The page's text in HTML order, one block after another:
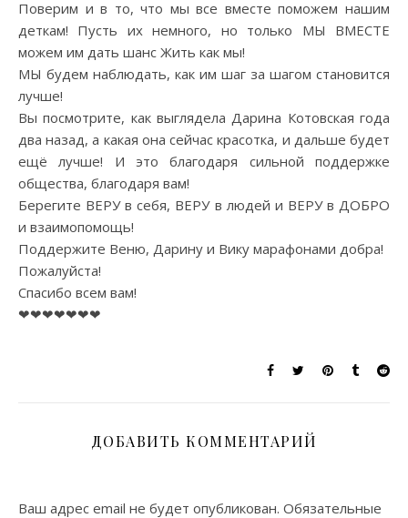
Поверим и в то, что мы все вместе поможем нашим
деткам! Пусть их немного, но только МЫ ВМЕСТЕ
можем им дать шанс Жить как мы!
МЫ будем наблюдать, как им шаг за шагом становится
лучше!
Вы посмотрите, как выглядела Дарина Котовская года
два назад, а какая она сейчас красотка, и дальше будет
ещё лучше! И это благодаря сильной поддержке
общества, благодаря вам!
Берегите ВЕРУ в себя, ВЕРУ в людей и ВЕРУ в ДОБРО
и взаимопомощь!
Поддержите Веню, Дарину и Вику марафонами добра!
Пожалуйста!
Спасибо всем вам!
❤❤❤❤❤❤❤
ДОБАВИТЬ КОММЕНТАРИЙ
Ваш адрес email не будет опубликован. Обязательные